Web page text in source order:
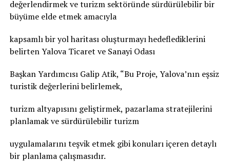
değerlendirmek ve turizm sektöründe sürdürülebilir bir
büyüme elde etmek amacıyla
kapsamlı bir yol haritası oluşturmayı hedeflediklerini
belirten Yalova Ticaret ve Sanayi Odası
Başkan Yardımcısı Galip Atik, “Bu Proje, Yalova’nın eşsiz
turistik değerlerini belirlemek,
turizm altyapısını geliştirmek, pazarlama stratejilerini
planlamak ve sürdürülebilir turizm
uygulamalarını teşvik etmek gibi konuları içeren detaylı
bir planlama çalışmasıdır.